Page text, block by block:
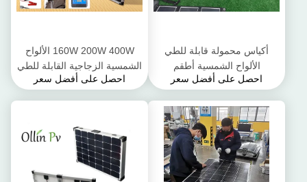
أكياس محمولة قابلة للطي
الألواح الشمسية أطقم
الكريستالات السيليكون 200Wاحصل على أفضل سعر
160W 200W 400W الألواح
الشمسية الزجاجية القابلة للطي
التخييم أطقم
احصل على أفضل سعر